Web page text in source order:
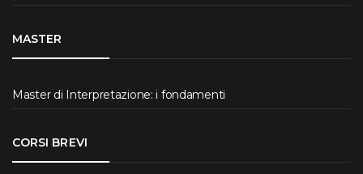
MASTER
Master di Interpretazione: i fondamenti
CORSI BREVI